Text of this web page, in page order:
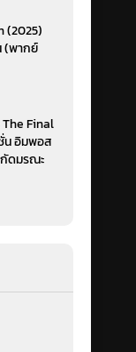
(2025)
(พากย์
Final
น อิมพอส
ดมรณะ